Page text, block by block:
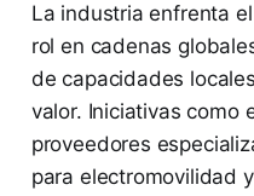
La industria enfrenta
rol en cadenas
de capacidades
valor. Iniciativas como
proveedores
para electromovilidad